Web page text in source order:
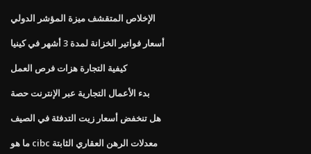
الإخلاص المتقشف ميزة المؤشر الدولي
أسعار فواتير الخزانة لمدة 3 أشهر في كينيا
كيفية التجارة هزات فرص العمل
بدء الأعمال التجارية عبر الإنترنت حصة
هل تنخفض أسعار زيت التدفئة في الصيف
ما هو cibc معدلات الرهن العقاري الثابتة